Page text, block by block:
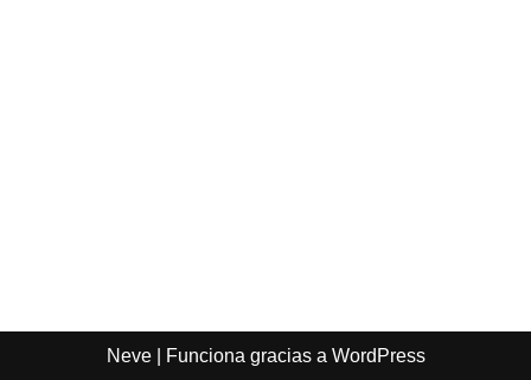
Neve| Funciona gracias a WordPress